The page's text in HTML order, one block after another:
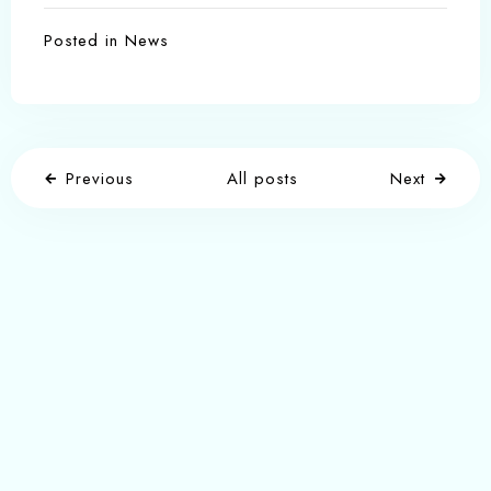
Posted in News
Previous All posts Next